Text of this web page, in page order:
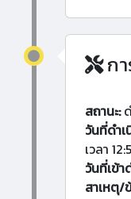
กา
สถานะ:ด
วันที่ดำเ
เวลา
วันที่เข้า
สาเหตุ/